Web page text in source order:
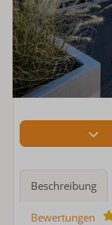
Beschreibung
Bewertungen